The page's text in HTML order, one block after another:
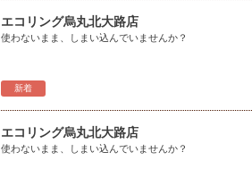
新着
エコリング烏丸北大路店
使わないまま、しまい込んでいませんか？
エコリング烏丸北大路店
使わないまま、しまい込んでいませんか？